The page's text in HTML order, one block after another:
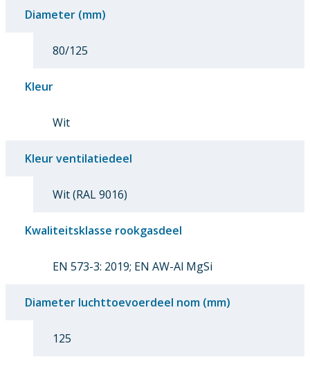
Diameter (mm)
80/125
Kleur
Wit
Kleur ventilatiedeel
Wit (RAL 9016)
Kwaliteitsklasse rookgasdeel
EN 573-3: 2019; EN AW-Al MgSi
Diameter luchttoevoerdeel nom (mm)
125